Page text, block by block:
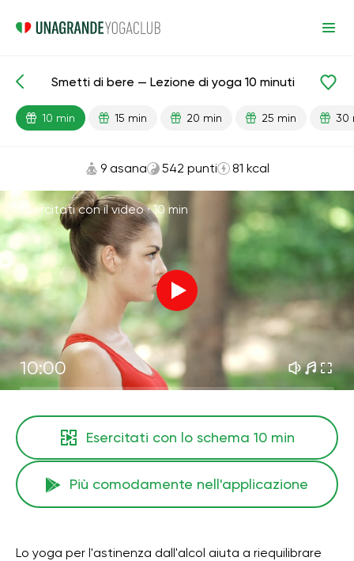
Lezioni pronte Fegato Abitudini
Smetti di bere — Lezione di yoga 10 minuti
10 min 15 min 20 min 25 min 30
9 asana 542 punti 81 kcal
Esercitati con il video ·10 min
10:00
Esercitati con lo schema 10 min
Più comodamente nell'applicazione
Lo yoga per l'astinenza dall'alcol aiuta a riequilibrare